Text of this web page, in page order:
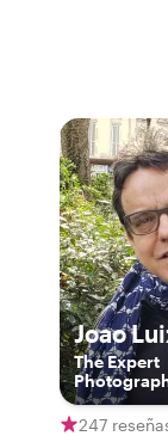
Joao
The Expert
247